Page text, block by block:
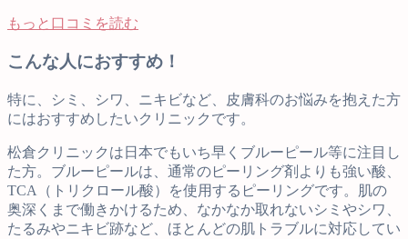
もっと口コミを読む
こんな人におすすめ！
特に、シミ、シワ、ニキビなど、皮膚科のお悩みを抱えた方
にはおすすめしたいクリニックです。
松倉クリニックは日本でもいち早くブルーピール等に注目し
た方。ブルーピールは、通常のピーリング剤よりも強い酸、
TCA（トリクロール酸）を使用するピーリングです。肌の
奥深くまで働きかけるため、なかなか取れないシミやシワ、
たるみやニキビ跡など、ほとんどの肌トラブルに対応してい